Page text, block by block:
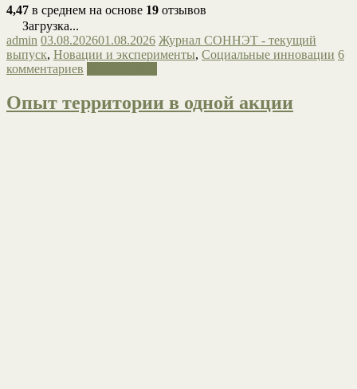
4,47 в среднем на основе 19 отзывов
Загрузка...
admin 03.08.202601.08.2026 Журнал СОННЭТ - текущий
выпуск, Новации и эксперименты, Социальные инновации 6
комментариев
Опыт территории в одной акции